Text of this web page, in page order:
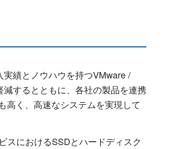
績とノウハウを持つVMware /
するとともに、各社の製品を連携
高く、高速なシステムを実現して
スにおけるSSDとハードディスク